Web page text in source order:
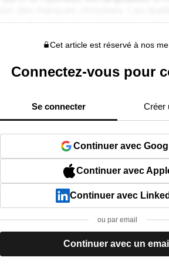
Cet article est réservé à nos
Connectez-vous pour
Se connecter Créer
Continuer avec
Continuer avec
Continuer avec
ou par email
Continuer avec un email